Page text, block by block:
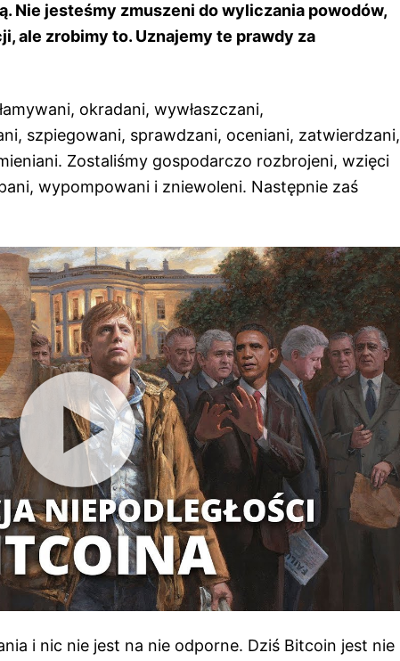
Nie jesteśmy zmuszeni do wyliczania powodów,
ale zrobimy to. Uznajemy te prawdy za
okradani, wywłaszczani,
szpiegowani, sprawdzani, oceniani, zatwierdzani,
Zostaliśmy gospodarczo rozbrojeni, wzięci
wypompowani i zniewoleni. Następnie zaś
i nic nie jest na nie odporne. Dziś Bitcoin jest nie